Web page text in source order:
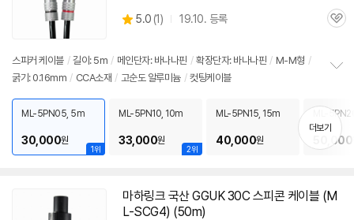
별
5.0 (상
리
뷰
1) 19.10. 등록
관
스피커 케이블 / 길이: 5m / 메인단자: 바나나핀 / 확장단자: 바나나핀 / M-M형 /
굵기: 0.16mm / CCA소재 / 고순도 알루미늄 / 컷팅케이블
펼
치
기
1위
ML-5PN05, 5m
30,000원
2위
ML-5PN10, 10m
33,000원
ML-5PN15, 15m
40,000원
ML-
50,000
더보기
마하링크 국산 GGUK 30C 스피콘 케이블 (M
L-SCG4) (50m)